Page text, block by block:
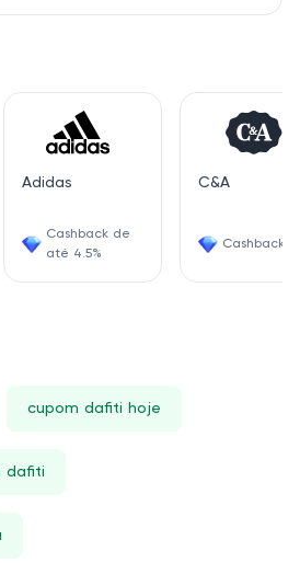
Adidas
Cashback de
até 4.5%
C&A
Cashback
cupom dafiti hoje
dafiti